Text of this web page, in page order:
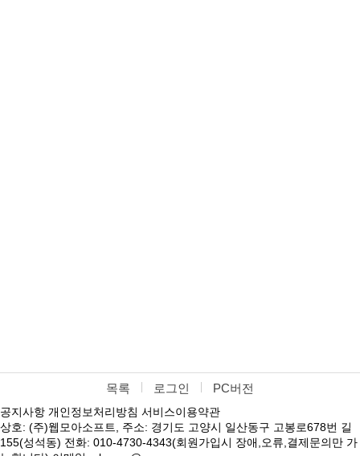
목록 로그인 PC버전
공지사항 개인정보처리방침 서비스이용약관
상호: (주)웹모아소프트, 주소: 경기도 고양시 일산동구 고봉로678번 길
155(성석동) 전화: 010-4730-4343(회원가입시 장애,오류,결제문의만 가